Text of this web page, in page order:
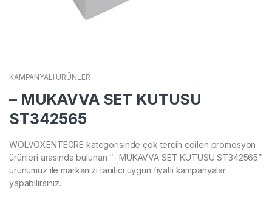
KAMPANYALI ÜRÜNLER
– MUKAVVA SET KUTUSU
ST342565
WOLVOXENTEGRE kategorisinde çok tercih edilen promosyon
ürünleri arasında bulunan “- MUKAVVA SET KUTUSU ST342565”
ürünümüz ile markanızı tanıtıcı uygun fiyatlı kampanyalar
yapabilirsiniz.